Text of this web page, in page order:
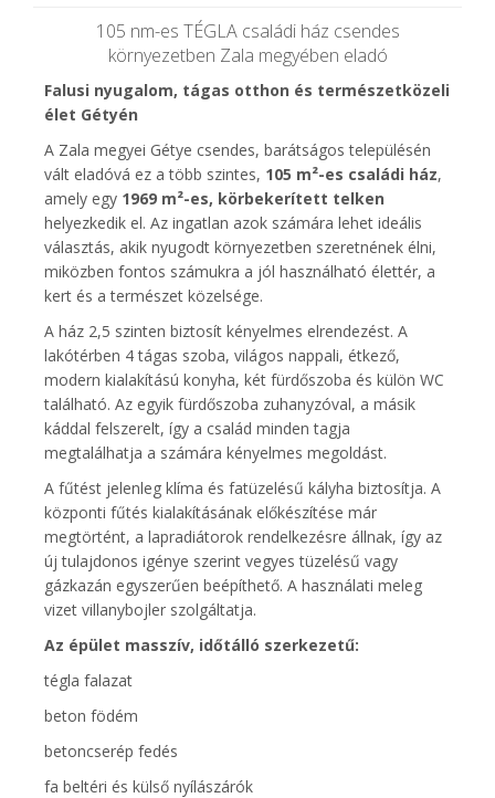
105 nm-es TÉGLA családi ház csendes
környezetben Zala megyében eladó
Falusi nyugalom, tágas otthon és természetközeli
élet Gétyén
A Zala megyei Gétye csendes, barátságos településén
vált eladóvá ez a több szintes, 105 m²-es családi ház,
amely egy 1969 m²-es, körbekerített telken
helyezkedik el. Az ingatlan azok számára lehet ideális
választás, akik nyugodt környezetben szeretnének élni,
miközben fontos számukra a jól használható élettér, a
kert és a természet közelsége.
A ház 2,5 szinten biztosít kényelmes elrendezést. A
lakótérben 4 tágas szoba, világos nappali, étkező,
modern kialakítású konyha, két fürdőszoba és külön WC
található. Az egyik fürdőszoba zuhanyzóval, a másik
káddal felszerelt, így a család minden tagja
megtalálhatja a számára kényelmes megoldást.
A fűtést jelenleg klíma és fatüzelésű kályha biztosítja. A
központi fűtés kialakításának előkészítése már
megtörtént, a lapradiátorok rendelkezésre állnak, így az
új tulajdonos igénye szerint vegyes tüzelésű vagy
gázkazán egyszerűen beépíthető. A használati meleg
vizet villanybojler szolgáltatja.
Az épület masszív, időtálló szerkezetű:
tégla falazat
beton födém
betoncserép fedés
fa beltéri és külső nyílászárók